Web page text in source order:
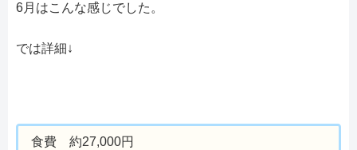
6月はこんな感じでした。
では詳細↓
食費 約27,000円